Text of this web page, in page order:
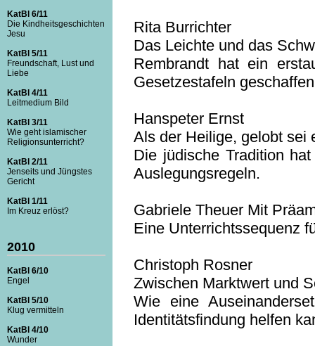
KatBl 6/11
Die Kindheitsgeschichten
Jesu
KatBl 5/11
Freundschaft, Lust und
Liebe
KatBl 4/11
Leitmedium Bild
KatBl 3/11
Wie geht islamischer
Religionsunterricht?
KatBl 2/11
Jenseits und Jüngstes
Gericht
KatBl 1/11
Im Kreuz erlöst?
2010
KatBl 6/10
Engel
KatBl 5/10
Klug vermitteln
KatBl 4/10
Wunder
Rita Burrichter
Das Leichte und das
Rembrandt hat ein
Gesetzestafeln
Hanspeter Ernst
Als der Heilige, gelobt sei
Die jüdische Tradition
Auslegungsregeln.
Gabriele Theuer Mit
Eine Unterrichtssequenz
Christoph Rosner
Zwischen Marktwert und
Wie eine
Identitätsfindung helfen